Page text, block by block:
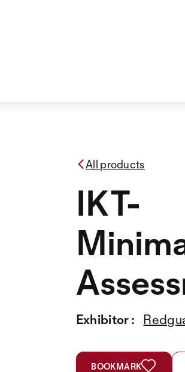
All products
IKT-
Exhibitor :
BOOKMARK